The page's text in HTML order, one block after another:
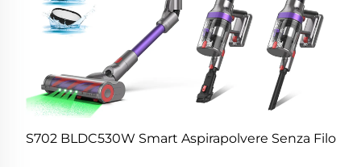
S702 BLDC530W Smart Aspirapolvere Senza Filo